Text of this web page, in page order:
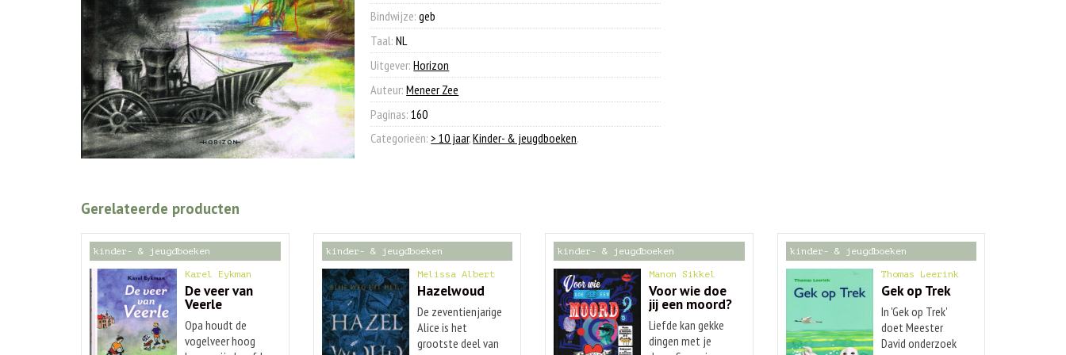
aantal
Bindwijze:geb
Taal:NL
Uitgever:Horizon
Auteur:Meneer Zee
Paginas:160
Categorieën:> 10 jaar,Kinder- & jeugdboeken.
Gerelateerde producten
kinder- & jeugdboeken
Karel Eykman
De veer van
Veerle
Opa houdt de
vogelveer hoog
kinder- & jeugdboeken
Melissa Albert
Hazelwoud
De zeventienjarige
Alice is het
grootste deel van
kinder- & jeugdboeken
Manon Sikkel
Voor wie doe
jij een moord?
Liefde kan gekke
dingen met je
kinder- & jeugdboeken
Thomas Leerink
Gek op Trek
In 'Gek op Trek'
doet Meester
David onderzoek